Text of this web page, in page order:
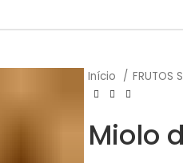
Início FRUTOS
Miolo